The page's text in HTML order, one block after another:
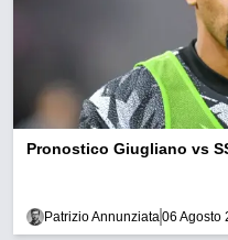
Pronostico Giugliano vs
Patrizio Annunziata06 Agosto